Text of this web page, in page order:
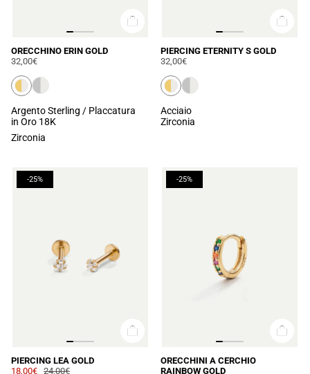
ORECCHINO ERIN GOLD
32,00€
Argento Sterling / Placcatura
in Oro 18K
Zirconia
PIERCING ETERNITY S GOLD
32,00€
Acciaio
Zirconia
-25%
PIERCING LEA GOLD
18,00€ 24,00€
-25%
ORECCHINI A CERCHIO
RAINBOW GOLD